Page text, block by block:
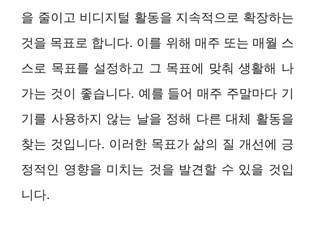
을 줄이고 비디지털 활동을 지속적으로 확장하는
것을 목표로 합니다. 이를 위해 매주 또는 매월 스
스로 목표를 설정하고 그 목표에 맞춰 생활해 나
가는 것이 좋습니다. 예를 들어 매주 주말마다 기
기를 사용하지 않는 날을 정해 다른 대체 활동을
찾는 것입니다. 이러한 목표가 삶의 질 개선에 긍
정적인 영향을 미치는 것을 발견할 수 있을 것입
니다.